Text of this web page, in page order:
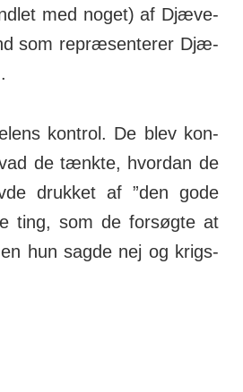
med noget) af Djæve­
som repræ­senterer Djæ­
kontrol. De blev kon­
de tænkte, hvordan de
drukket af ”den gode
ting, som de for­søgte at
hun sagde nej og krigs­